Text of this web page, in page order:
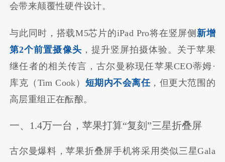
会带来颠覆性硬件设计。
与此同时，搭载M5芯片的iPad Pro将在竖屏侧 新增
第2个前置摄像头 ，提升竖屏拍摄体验。关于苹果
继任者的相关传言，古尔曼称现任苹果CEO蒂姆·
库克（Tim Cook） 短期内不会离任，但更大范围的
高层重组正在酝酿。
一、1.4万一台，苹果打算“复刻”三星折叠屏
古尔曼爆料，苹果折叠屏手机将采用类似三星Gala